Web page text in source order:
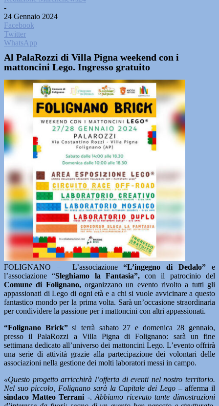
-
24 Gennaio 2024
Facebook
Twitter
WhatsApp
Al PalaRozzi di Villa Pigna weekend con i
mattoncini Lego. Ingresso gratuito
FOLIGNANO – L’associazione“L’ingegno di Dedalo” e
l’associazione “Sleghiamo la Fantasia”,con il patrocinio del
Comune di Folignano,organizzano un evento rivolto a tutti gli
appassionati di Lego di ogni età e a chi si vuole avvicinare a questo
fantastico mondo per la prima volta. Sarà un’occasione straordinaria
per condividere la passione per i mattoncini con altri appassionati.
“Folignano Brick”si terrà sabato 27 e domenica 28 gennaio,
presso il PalaRozzi a Villa Pigna di Folignano: sarà un fine
settimana dedicato all’universo dei mattoncini Lego. L’evento offrirà
una serie di attività grazie alla partecipazione dei volontari delle
associazioni nella gestione dei molti laboratori messi in campo.
«Questo progetto arricchirà l’offerta di eventi nel nostro territorio.
Nel suo piccolo, Folignano sarà la Capitale dei Lego –afferma il
sindaco Matteo Terrani -. Abbiamo ricevuto tante dimostrazioni